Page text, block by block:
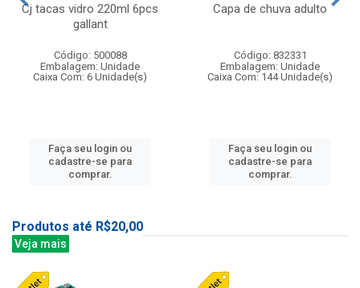
Cj tacas vidro 220ml 6pcs
gallant
Código: 500088
Embalagem: Unidade
Caixa Com: 6 Unidade(s)
Faça seu login ou
cadastre-se para
comprar.
Capa de chuva adulto
Código: 832331
Embalagem: Unidade
Caixa Com: 144 Unidade(s)
Faça seu login ou
cadastre-se para
comprar.
Produtos até R$20,00
Veja mais